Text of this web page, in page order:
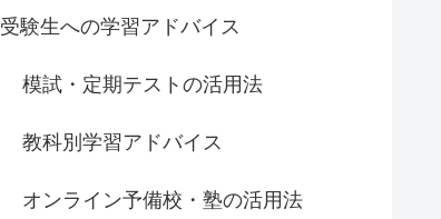
受験生への学習アドバイス
模試・定期テストの活用法
教科別学習アドバイス
オンライン予備校・塾の活用法